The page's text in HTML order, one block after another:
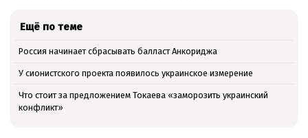
Ещё по теме
Россия начинает сбрасывать балласт Анкориджа
У сионистского проекта появилось украинское измерение
Что стоит за предложением Токаева «заморозить украинский
конфликт»